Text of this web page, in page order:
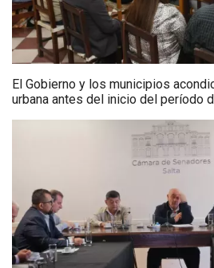
El Gobierno y los municipios
urbana antes del inicio del período